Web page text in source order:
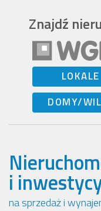
Znajdź
LOKALE
DOMY/
i
na sprzedaż i